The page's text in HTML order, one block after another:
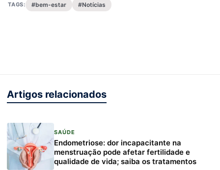
TAGS: #bem-estar #Notícias
Artigos relacionados
SAÚDE
Endometriose: dor incapacitante na
menstruação pode afetar fertilidade e
qualidade de vida; saiba os tratamentos